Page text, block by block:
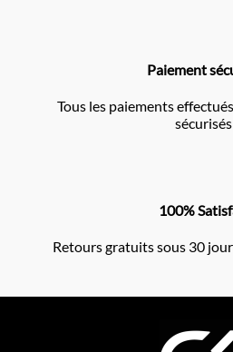
Paiement
Tous les paiements
sécurisés
100%
Retours gratuits sous 30